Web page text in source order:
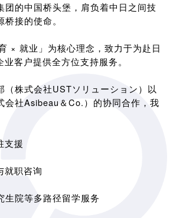
团的中国桥头堡，肩负着中日之间技
接的使命。
× 就业」为核心理念，致力于为赴日
客户提供全方位支持服务。
（株式会社USTソリューション）以
会社Asibeau＆Co.）的协同合作，我
支援
就职咨询
生院等多路径留学服务